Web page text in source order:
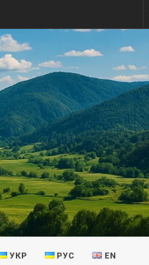
УКР РУС EN